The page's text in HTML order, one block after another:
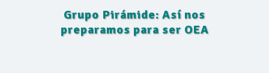
Grupo Pirámide: Así nos
preparamos para ser OEA